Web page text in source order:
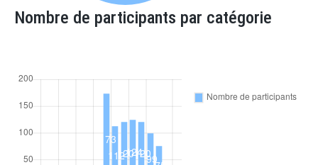
Nombre de participants par catégorie